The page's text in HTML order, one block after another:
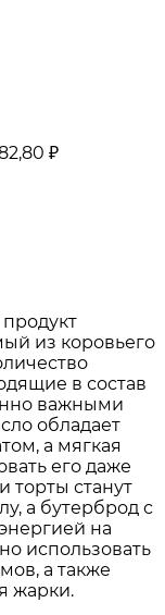
₽
из коровьего
в состав
важными
обладает
а мягкая
его даже
станут
а бутерброд с
на
использовать
а также
жарки.